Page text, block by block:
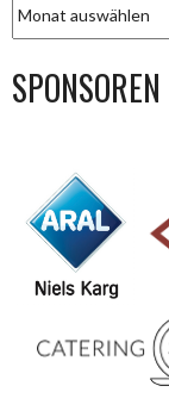
ARCHIV
SPONSOREN